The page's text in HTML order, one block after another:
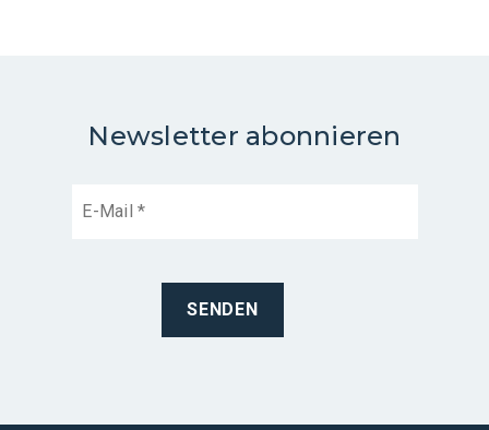
Newsletter abonnieren